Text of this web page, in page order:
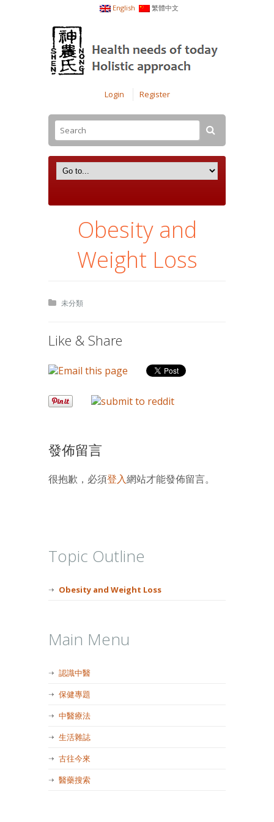
English 繁體中文
Login Register
Obesity and
Weight Loss
未分類
Like & Share
發佈留言
很抱歉，必須登入網站才能發佈留言。
Topic Outline
Obesity and Weight Loss
Main Menu
認識中醫
保健專題
中醫療法
生活雜誌
古往今來
醫藥搜索